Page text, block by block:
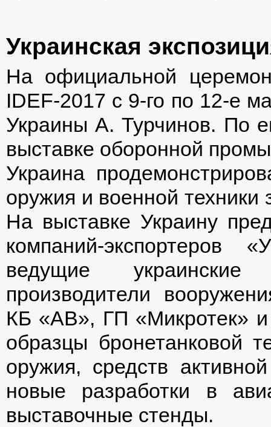
Украинская
На официальной
IDEF-2017 с 9-го по 12-е
Украины А. Турчинов. По
выставке оборонной
Украина
оружия и военной техники
На выставке Украину
компаний-экспортеров
ведущие украинские
производители
КБ «АВ», ГП «Микротек»
образцы бронетанковой
оружия, средств
новые разработки в
выставочные стенды.